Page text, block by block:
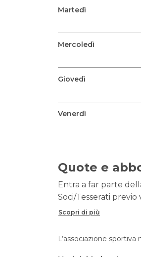
Martedì
Mercoledì
Giovedì
Venerdì
Quote e
Entra a far parte
Soci/Tesserati
Scopri di più
L’associazione